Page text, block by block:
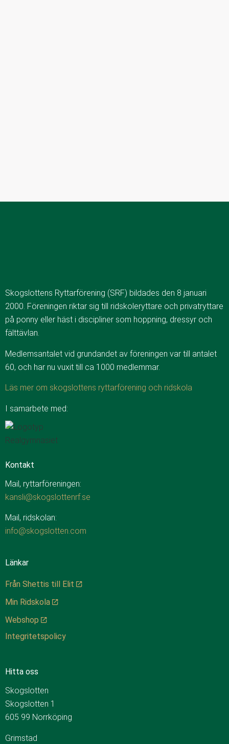
Skogslottens Ryttarförening (SRF) bildades den 8 januari
2000. Föreningen riktar sig till ridskoleryttare och privatryttare
på ponny eller häst i discipliner som hoppning, dressyr och
fälttävlan.
Medlemsantalet vid grundandet av föreningen var till antalet
60, och har nu vuxit till ca 1000 medlemmar.
Läs mer om skogslottens ryttarförening och ridskola
I samarbete med:
Kontakt
Mail, ryttarföreningen:
kansli@skogslottenrf.se
Mail, ridskolan:
info@skogslotten.com
Länkar
Från Shettis till Elit
Min Ridskola
Webshop
Integritetspolicy
Hitta oss
Skogslotten
Skogslotten 1
605 99 Norrköping
Grimstad